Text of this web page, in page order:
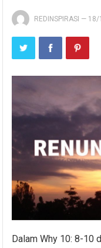
REDINSPIRASI — 18/
Dalam Why 10: 8-10